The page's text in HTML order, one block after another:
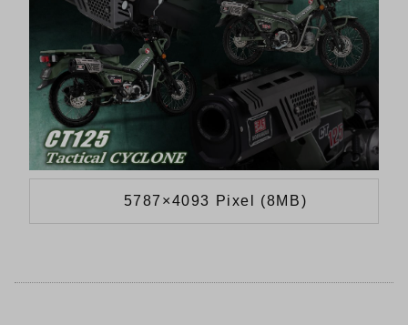
5787×4093 Pixel (8MB)